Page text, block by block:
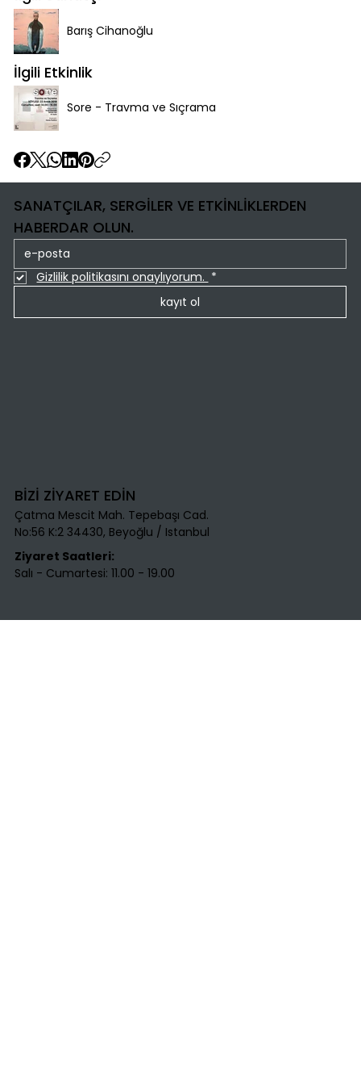
Barış Cihanoğlu
İlgili Etkinlik
Sore - Travma ve Sıçrama
BİZİ ZİYARET EDİN
Çatma Mescit Mah. Tepebaşı Cad.
No:56 K:2 34430, Beyoğlu / Istanbul​
Ziyaret Saatleri:
Salı - Cumartesi: 11.00 - 19.00
SANATÇILAR, SERGİLER VE ETKİNLİKLERDEN
HABERDAR OLUN.
Gizlilik politikasını onaylıyorum. *
kayıt ol